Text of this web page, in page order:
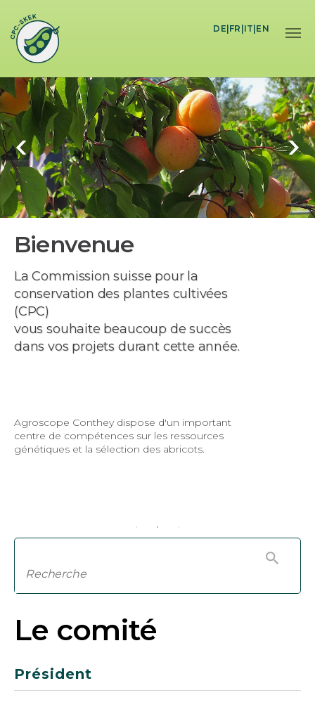
DE| FR IT EN
Bienvenue
La Commission suisse pour la
conservation des plantes cultivées
(CPC)
vous souhaite beaucoup de succès
dans vos projets durant cette année.
De la pomme sauvage (à droite) à la
diversité des variétés cultivées
d’aujourd’hui
Le comité
Président